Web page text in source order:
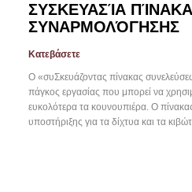
ΣΥΣΚΕΥΑΣΊΑ ΠΊΝΑΚΑ
ΣΥΝΑΡΜΟΛΌΓΗΣΗΣ
Κατεβάσετε
Ο «συΣκευάζοντας πίνακας
πάγκος εργασίας που μπορεί να
ευκολότερα τα κουνουπιέρα. Ο πίνακας
υποστήριξης για τα δίχτυα και τα